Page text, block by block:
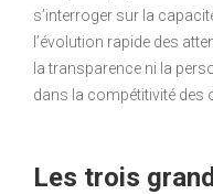
s’interroger sur la
l’évolution rapide des
la transparence ni la
dans la compétitivité des
Les trois